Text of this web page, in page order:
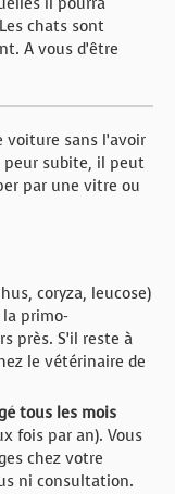
chats sont
A vous d’être
sans l’avoir
peur subite, il peut
par une vitre ou
coryza, leucose)
primo-
près. S’il reste à
le vétérinaire de
tous les mois
fois par an). Vous
chez votre
ni consultation.